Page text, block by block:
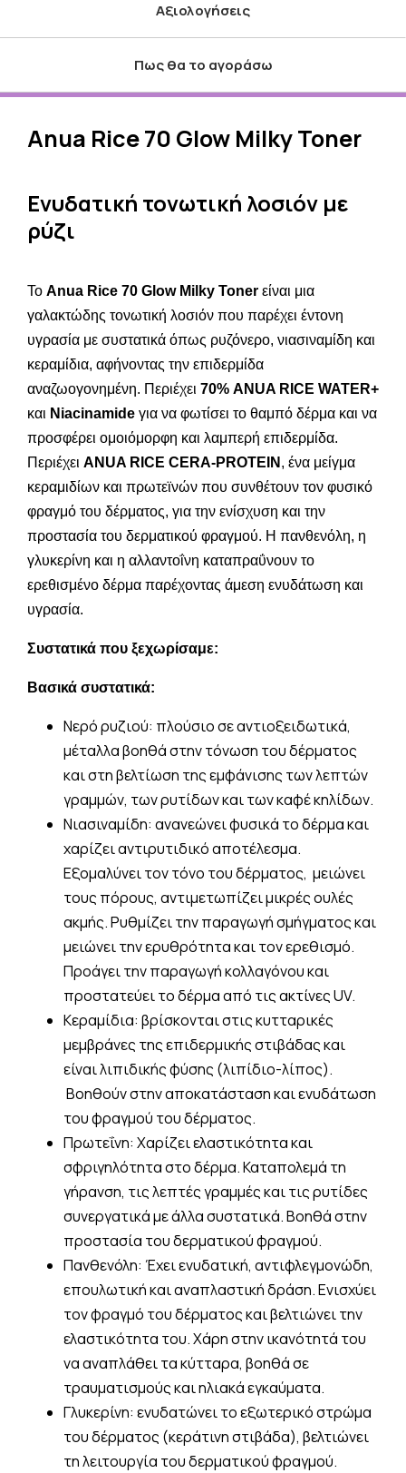
Αξιολογήσεις
Πως θα το αγοράσω
Anua Rice 70 Glow Milky Toner
Ενυδατική τονωτική λοσιόν με
ρύζι
Το Anua Rice 70 Glow Milky Toner είναι μια
γαλακτώδης τονωτική λοσιόν που παρέχει έντονη
υγρασία με συστατικά όπως ρυζόνερο, νιασιναμίδη και
κεραμίδια, αφήνοντας την επιδερμίδα
αναζωογονημένη. Περιέχει 70% ANUA RICE WATER+
και Niacinamide για να φωτίσει το θαμπό δέρμα και να
προσφέρει ομοιόμορφη και λαμπερή επιδερμίδα.
Περιέχει ANUA RICE CERA-PROTEIN , ένα μείγμα
κεραμιδίων και πρωτεϊνών που συνθέτουν τον φυσικό
φραγμό του δέρματος, για την ενίσχυση και την
προστασία του δερματικού φραγμού. Η πανθενόλη, η
γλυκερίνη και η αλλαντοΐνη καταπραΰνουν το
ερεθισμένο δέρμα παρέχοντας άμεση ενυδάτωση και
υγρασία.
Συστατικά που ξεχωρίσαμε:
Βασικά συστατικά:
Νερό ρυζιού: πλούσιο σε αντιοξειδωτικά,
μέταλλα βοηθά στην τόνωση του δέρματος
και στη βελτίωση της εμφάνισης των λεπτών
γραμμών, των ρυτίδων και των καφέ κηλίδων.
Νιασιναμίδη: ανανεώνει φυσικά το δέρμα και
χαρίζει αντιρυτιδικό αποτέλεσμα.
Εξομαλύνει τον τόνο του δέρματος, μειώνει
τους πόρους, αντιμετωπίζει μικρές ουλές
ακμής. Ρυθμίζει την παραγωγή σμήγματος και
μειώνει την ερυθρότητα και τον ερεθισμό.
Προάγει την παραγωγή κολλαγόνου και
προστατεύει το δέρμα από τις ακτίνες UV.
Κεραμίδια: βρίσκονται στις κυτταρικές
μεμβράνες της επιδερμικής στιβάδας και
είναι λιπιδικής φύσης (λιπίδιο-λίπος).
Βοηθούν στην αποκατάσταση και ενυδάτωση
του φραγμού του δέρματος.
Πρωτεΐνη: Χαρίζει ελαστικότητα και
σφριγηλότητα στο δέρμα. Καταπολεμά τη
γήρανση, τις λεπτές γραμμές και τις ρυτίδες
συνεργατικά με άλλα συστατικά. Βοηθά στην
προστασία του δερματικού φραγμού.
Πανθενόλη: Έχει ενυδατική, αντιφλεγμονώδη,
επουλωτική και αναπλαστική δράση. Ενισχύει
τον φραγμό του δέρματος και βελτιώνει την
ελαστικότητα του. Χάρη στην ικανότητά του
να αναπλάθει τα κύτταρα, βοηθά σε
τραυματισμούς και ηλιακά εγκαύματα.
Γλυκερίνη: ενυδατώνει το εξωτερικό στρώμα
του δέρματος (κεράτινη στιβάδα), βελτιώνει
τη λειτουργία του δερματικού φραγμού.